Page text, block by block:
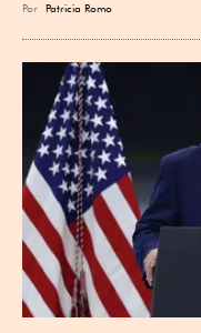
Por Patricia Romo